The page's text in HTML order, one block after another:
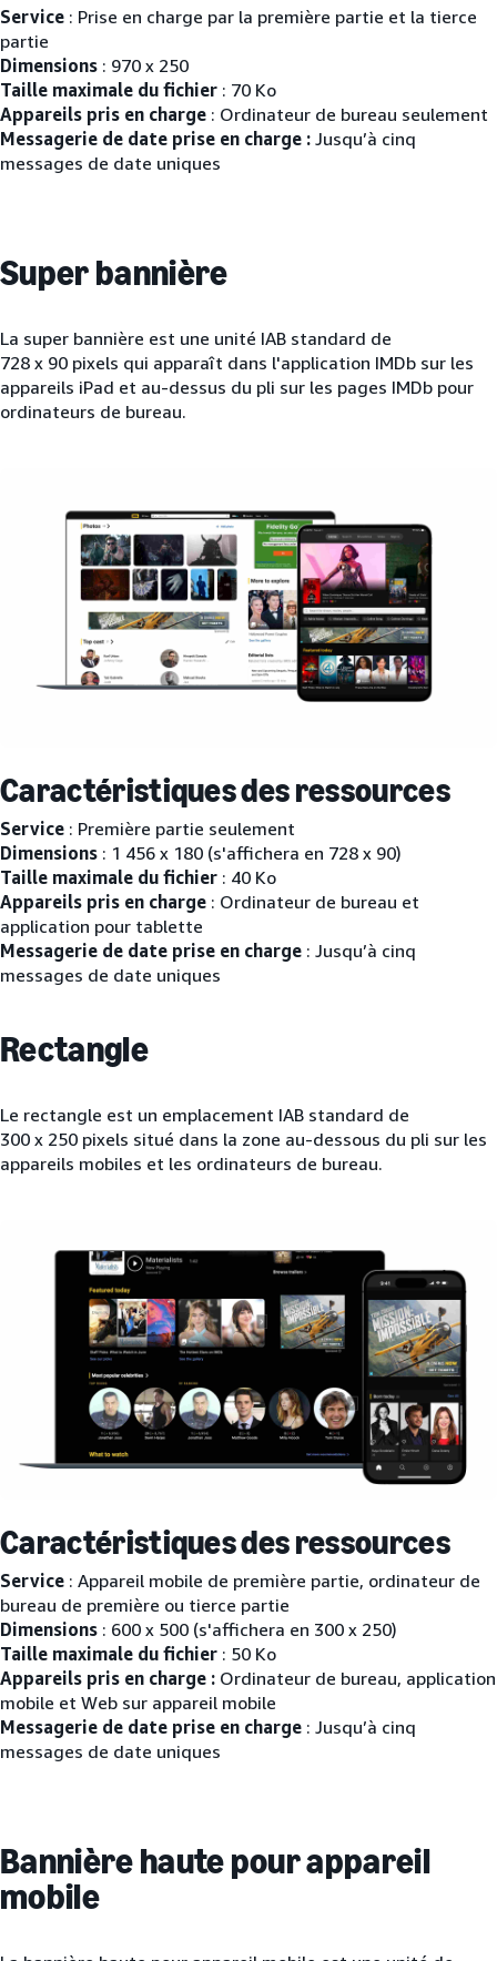
Service : Prise en charge par la première partie et la tierce
partie
Dimensions : 970 x 250
Taille maximale du fichier : 70 Ko
Appareils pris en charge : Ordinateur de bureau seulement
Messagerie de date prise en charge : Jusqu’à cinq
messages de date uniques
Super bannière
La super bannière est une unité IAB standard de
728 x 90 pixels qui apparaît dans l'application IMDb sur les
appareils iPad et au-dessus du pli sur les pages IMDb pour
ordinateurs de bureau.
Caractéristiques des ressources
Service : Première partie seulement
Dimensions : 1 456 x 180 (s'affichera en 728 x 90)
Taille maximale du fichier : 40 Ko
Appareils pris en charge : Ordinateur de bureau et
application pour tablette
Messagerie de date prise en charge : Jusqu’à cinq
messages de date uniques
Rectangle
Le rectangle est un emplacement IAB standard de
300 x 250 pixels situé dans la zone au-dessous du pli sur les
appareils mobiles et les ordinateurs de bureau.
Caractéristiques des ressources
Service : Appareil mobile de première partie, ordinateur de
bureau de première ou tierce partie
Dimensions : 600 x 500 (s'affichera en 300 x 250)
Taille maximale du fichier : 50 Ko
Appareils pris en charge : Ordinateur de bureau, application
mobile et Web sur appareil mobile
Messagerie de date prise en charge : Jusqu’à cinq
messages de date uniques
Bannière haute pour appareil
mobile